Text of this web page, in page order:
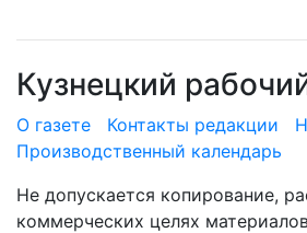
Кузнецкий
О газете Контакты редакции
Производственный календарь
Не допускается копирование,
коммерческих целях